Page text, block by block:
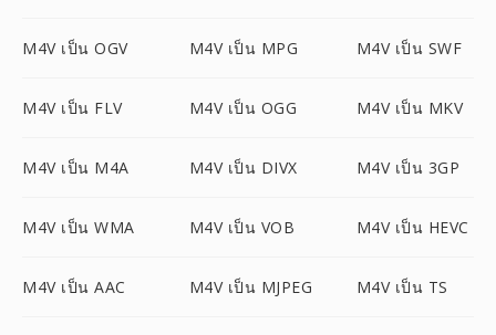
M4V เป็น OGV M4V เป็น MPG M4V เป็น SWF
M4V เป็น FLV M4V เป็น OGG M4V เป็น MKV
M4V เป็น M4A M4V เป็น DIVX M4V เป็น 3GP
M4V เป็น WMA M4V เป็น VOB M4V เป็น HEVC
M4V เป็น AAC M4V เป็น MJPEG M4V เป็น TS